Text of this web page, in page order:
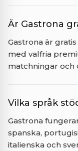
Är Gastrona
Gastrona är
med valfria
matchningar
Vilka språk
Gastrona
spanska,
italienska och